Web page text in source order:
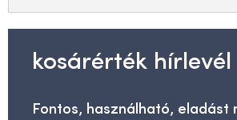
kosárérték hírlevél
Fontos, használható, eladást